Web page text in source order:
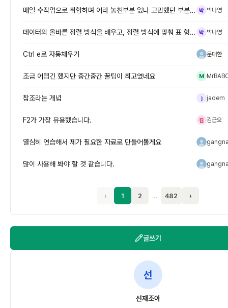
매일 수작업으로 취합하며 어라 놓친부분 없나 고민했던 부분이, 이렇게 간 박 박나영
데이터의 올바른 정렬 방식을 배우고, 정렬 방식에 맞춰 표 형식으로 변환 박 박나영
Ctrl e로 자동채우기 문 문대한
조금 어렵긴 했지만 중간중간 꿀팁이 최고였네요 M
참조라는 개념 j jadem
F2가 가장 유용했습니다. 김 김근오
열심히 연습해서 제가 필요한 자료로 만들어볼게요 g
많이 사용해 봐야 할 것 같습니다. g
‹ 1 2 … 482 ›
글쓰기
선
선재조아